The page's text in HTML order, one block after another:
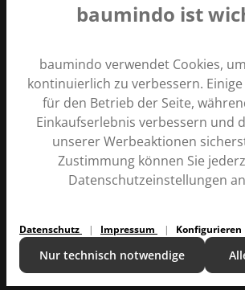
baumindo ist
baumindo verwendet Cookies,
kontinuierlich zu verbessern.
für den Betrieb der Seite,
Einkaufserlebnis verbessern und
unserer Werbeaktionen
Zustimmung können Sie
Datenschutzeinstellungen
Datenschutz Impressum Konfigurieren
Nur technisch notwendige
Zahlungsarten
Alle Preise inkl. gesetzl. Mehrwertsteuer
Copyright © 2024 |baumindo
KontaktRatgeberVersand und